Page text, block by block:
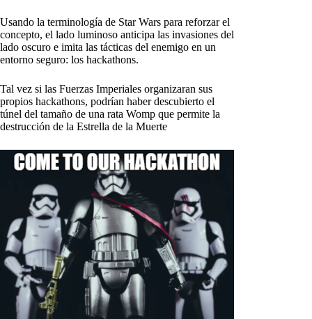
Usando la terminología de Star Wars para reforzar el
concepto, el lado luminoso anticipa las invasiones del
lado oscuro e imita las tácticas del enemigo en un
entorno seguro: los hackathons.
Tal vez si las Fuerzas Imperiales organizaran sus
propios hackathons, podrían haber descubierto el
túnel del tamaño de una rata Womp que permite la
destrucción de la Estrella de la Muerte